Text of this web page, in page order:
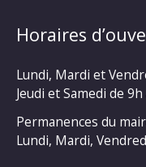
Horaires
Lundi, Mardi et
Jeudi et Samedi de
Permanences du
Lundi, Mardi,